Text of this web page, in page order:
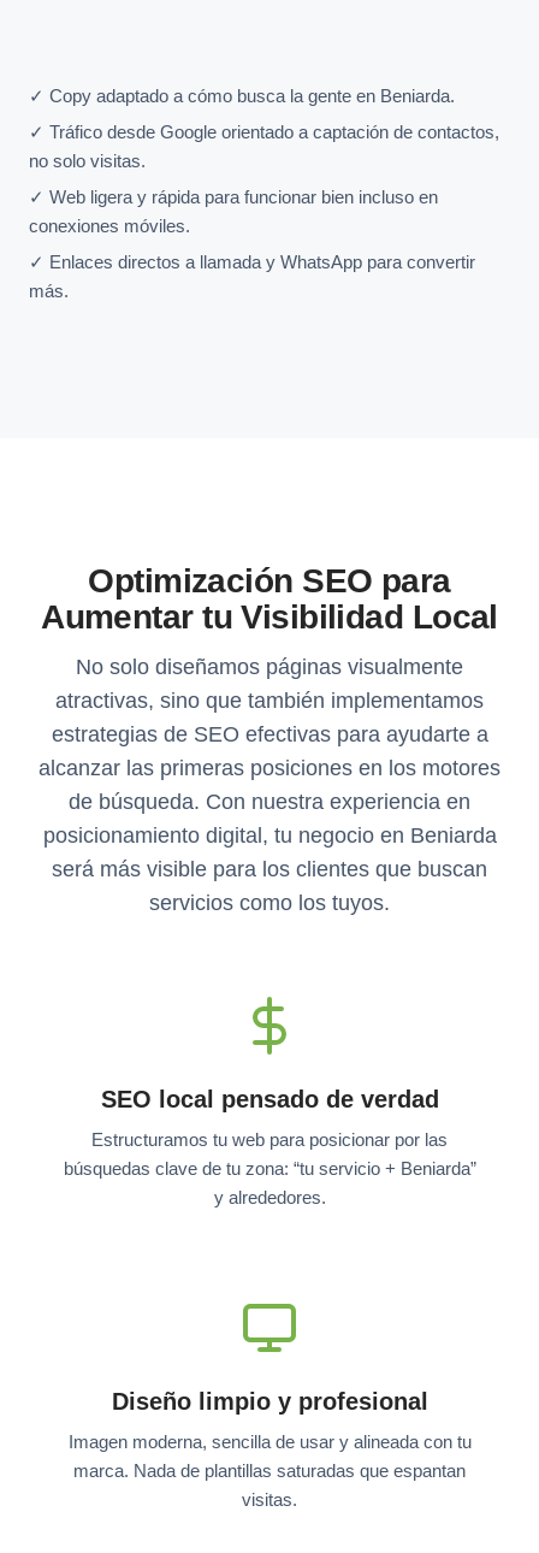
✓ Copy adaptado a cómo busca la gente en Beniarda.
✓ Tráfico desde Google orientado a captación de contactos,
no solo visitas.
✓ Web ligera y rápida para funcionar bien incluso en
conexiones móviles.
✓ Enlaces directos a llamada y WhatsApp para convertir
más.
Optimización SEO para
Aumentar tu Visibilidad Local
No solo diseñamos páginas visualmente
atractivas, sino que también implementamos
estrategias de SEO efectivas para ayudarte a
alcanzar las primeras posiciones en los motores
de búsqueda. Con nuestra experiencia en
posicionamiento digital, tu negocio en Beniarda
será más visible para los clientes que buscan
servicios como los tuyos.
SEO local pensado de verdad
Estructuramos tu web para posicionar por las
búsquedas clave de tu zona: “tu servicio + Beniarda”
y alrededores.
Diseño limpio y profesional
Imagen moderna, sencilla de usar y alineada con tu
marca. Nada de plantillas saturadas que espantan
visitas.